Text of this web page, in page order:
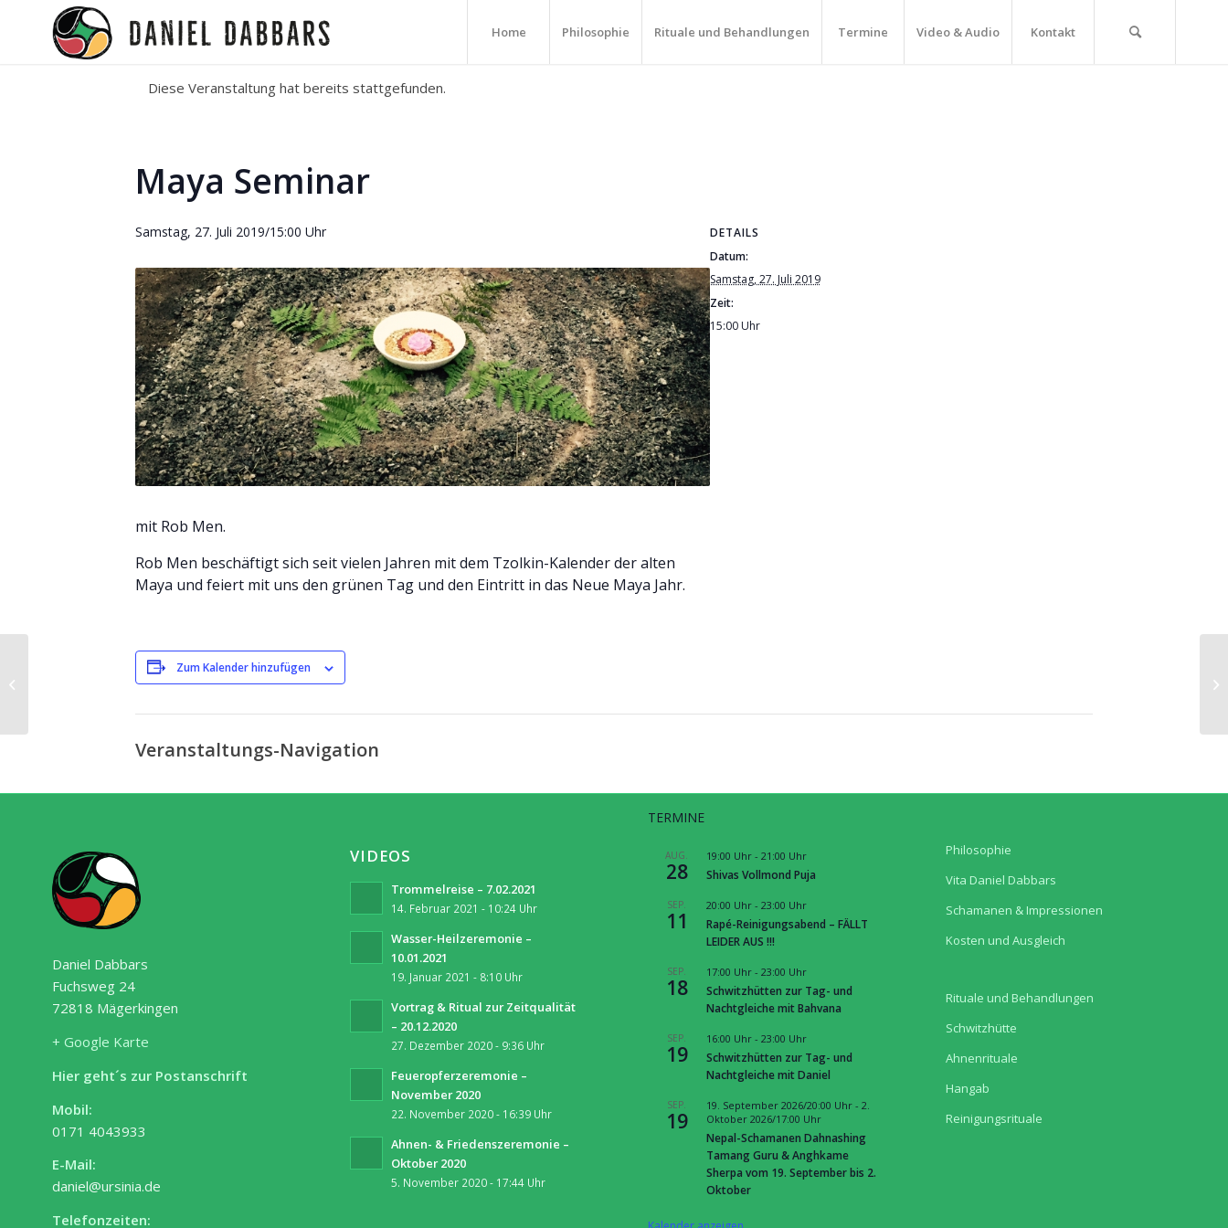
Home Philosophie Rituale und Behandlungen Termine Video & Audio Kontakt
Diese Veranstaltung hat bereits stattgefunden.
Maya Seminar
Samstag, 27. Juli 2019/15:00 Uhr
mit Rob Men.
Rob Men beschäftigt sich seit vielen Jahren mit dem Tzolkin-Kalender der alten
Maya und feiert mit uns den grünen Tag und den Eintritt in das Neue Maya Jahr.
Zum Kalender hinzufügen
DETAILS
Datum:
Samstag, 27. Juli 2019
Zeit:
15:00 Uhr
Veranstaltungs-Navigation
Daniel Dabbars
Fuchsweg 24
72818 Mägerkingen
+ Google Karte
Hier geht´s zur Postanschrift
Mobil:
0171 4043933
E-Mail:
daniel@ursinia.de
Telefonzeiten:
VIDEOS
Trommelreise – 7.02.2021
14. Februar 2021 - 10:24 Uhr
Wasser-Heilzeremonie –
10.01.2021
19. Januar 2021 - 8:10 Uhr
Vortrag & Ritual zur Zeitqualität
– 20.12.2020
27. Dezember 2020 - 9:36 Uhr
Feueropferzeremonie –
November 2020
22. November 2020 - 16:39 Uhr
Ahnen- & Friedenszeremonie –
Oktober 2020
5. November 2020 - 17:44 Uhr
TERMINE
AUG.
28
19:00 Uhr- 21:00 Uhr
Shivas Vollmond Puja
SEP.
11
20:00 Uhr- 23:00 Uhr
Rapé-Reinigungsabend – FÄLLT
LEIDER AUS !!!
SEP.
18
17:00 Uhr- 23:00 Uhr
Schwitzhütten zur Tag- und
Nachtgleiche mit Bahvana
SEP.
19
16:00 Uhr- 23:00 Uhr
Schwitzhütten zur Tag- und
Nachtgleiche mit Daniel
SEP.
19
19. September 2026/20:00 Uhr- 2.
Oktober 2026/17:00 Uhr
Nepal-Schamanen Dahnashing
Tamang Guru & Anghkame
Sherpa vom 19. September bis 2.
Oktober
Philosophie
Vita Daniel Dabbars
Schamanen & Impressionen
Kosten und Ausgleich
Rituale und Behandlungen
Schwitzhütte
Ahnenrituale
Hangab
Reinigungsrituale